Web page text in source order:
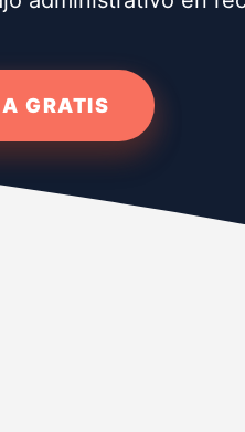
GRATIS